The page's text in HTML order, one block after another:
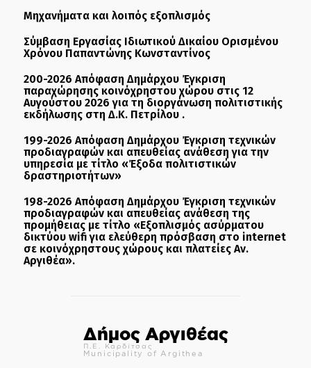
Μηχανήματα και λοιπός εξοπλισμός
Σύμβαση Εργασίας Ιδιωτικού Δικαίου Ορισμένου
Χρόνου Παπαντώνης Κωνσταντίνος
200-2026 Απόφαση Δημάρχου Έγκριση
παραχώρησης κοινόχρηστου χώρου στις 12
Αυγούστου 2026 για τη διοργάνωση πολιτιστικής
εκδήλωσης στη Δ.Κ. Πετρίλου .
199-2026 Απόφαση Δημάρχου Έγκριση τεχνικών
προδιαγραφών και απευθείας ανάθεση για την
υπηρεσία με τίτλο «Έξοδα πολιτιστικών
δραστηριοτήτων»
198-2026 Απόφαση Δημάρχου Έγκριση τεχνικών
προδιαγραφών και απευθείας ανάθεση της
προμήθειας με τίτλο «Εξοπλισμός ασύρματου
δικτύου wifi για ελεύθερη πρόσβαση στο internet
σε κοινόχρηστους χώρους και πλατείες Αν.
Αργιθέα».
Δήμος Αργιθέας
Π.Ε. Καρδίτσας
Municipality of Argithea